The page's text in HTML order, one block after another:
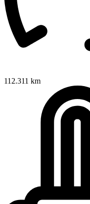
112.311 km